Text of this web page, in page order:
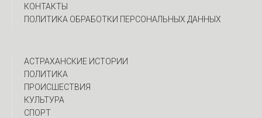
КОНТАКТЫ
ПОЛИТИКА ОБРАБОТКИ ПЕРСОНАЛЬНЫХ ДАННЫХ
АСТРАХАНСКИЕ ИСТОРИИ
ПОЛИТИКА
ПРОИСШЕСТВИЯ
КУЛЬТУРА
СПОРТ